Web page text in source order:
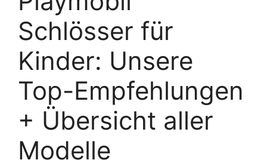
Schlösser für
Kinder: Unsere
Top-Empfehlungen
+ Übersicht aller
Modelle